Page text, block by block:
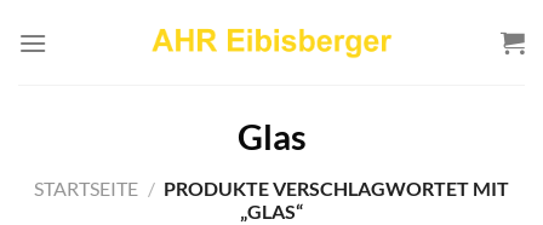
Inhalt
Glas
STARTSEITE / PRODUKTE VERSCHLAGWORTET MIT
„GLAS“